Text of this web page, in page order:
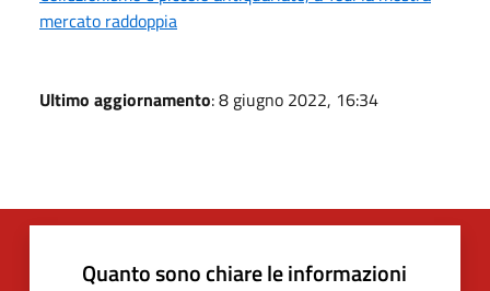
mercato raddoppia
Ultimo aggiornamento: 8 giugno 2022, 16:34
Quanto sono chiare le informazioni